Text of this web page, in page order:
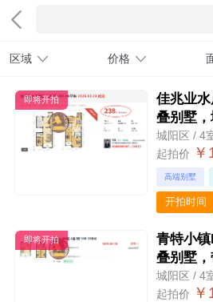
区域 价格
即将开拍
佳兆业
叠别墅
包交付
城阳区 / 4
起拍价
高端别墅
开拍时间
即将开拍
青特小
叠别墅
城阳区
城阳区 / 4
起拍价